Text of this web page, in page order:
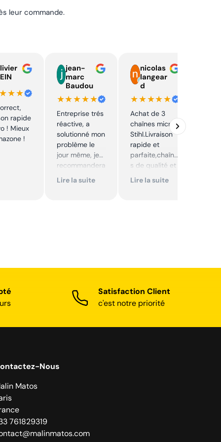
leur commande.
rapide
! Mieux
!
jean-
marc
Baudou
★★★★★
Entreprise trés
réactive, a
solutionné mon
problème le
jour même, je
recommandera
i. Articles bien
Lire la suite
nicolas
langear
d
★★★★★
Achat de 3
chaînes micro
Stihl.Livraison
rapide et
parfaite,chaîne
s de qualité et
prix très
Lire la suite
Satisfaction Client
c'est notre priorité
Nous
Matos
761829319